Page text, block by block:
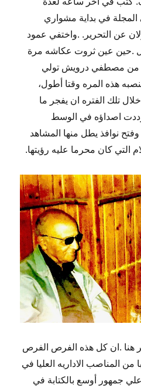
في بداية مشواري
عن التحرير. .واختفي عمود
عين ثروت عكاشه مرة
من مصطفي درويش تولي
هذه المره وقتا أطول،
تلك الفتره ان يفجر ما
اصداؤه في الوسط
وفتح نوافذ يطل منها المشاهد
التي كان محرما عليه رؤيتها.
هنا .ان كل هذه الفرص الفرص
من المناصب الاداريه العليا في
جمهور أوسع بالكتابة في